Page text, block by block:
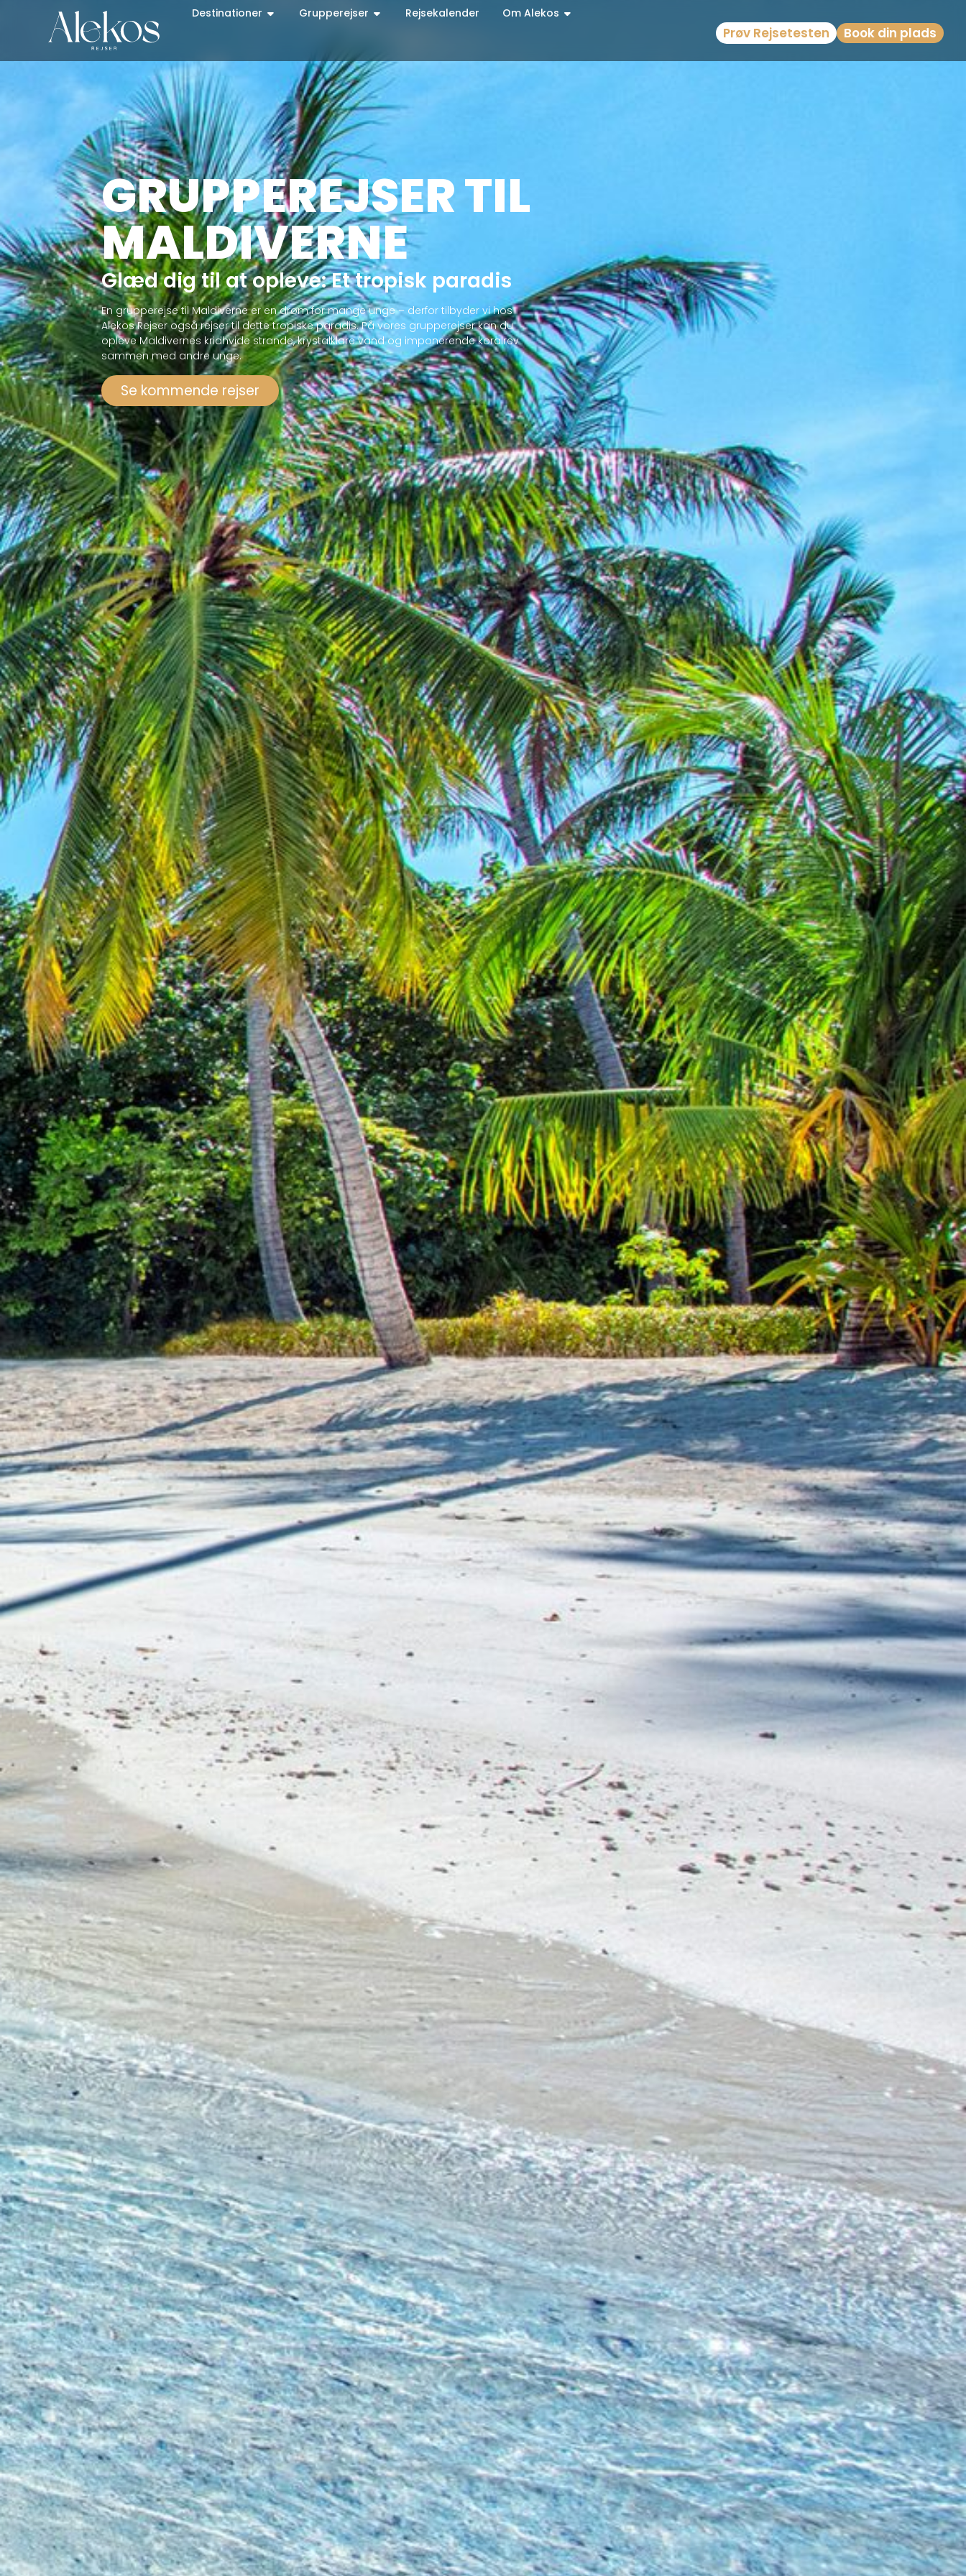
Destinationer Grupperejser Rejsekalender Om Alekos
Prøv Rejsetesten Book din plads
GRUPPEREJSER TIL
MALDIVERNE
Glæd dig til at opleve:Et tropisk paradis
En grupperejse til Maldiverne er en drøm for mange unge – derfor tilbyder vi hos
Alekos Rejser også rejser til dette tropiske paradis. På vores grupperejser kan du
opleve Maldivernes kridhvide strande, krystalklare vand og imponerende koralrev
sammen med andre unge.
Se kommende rejser